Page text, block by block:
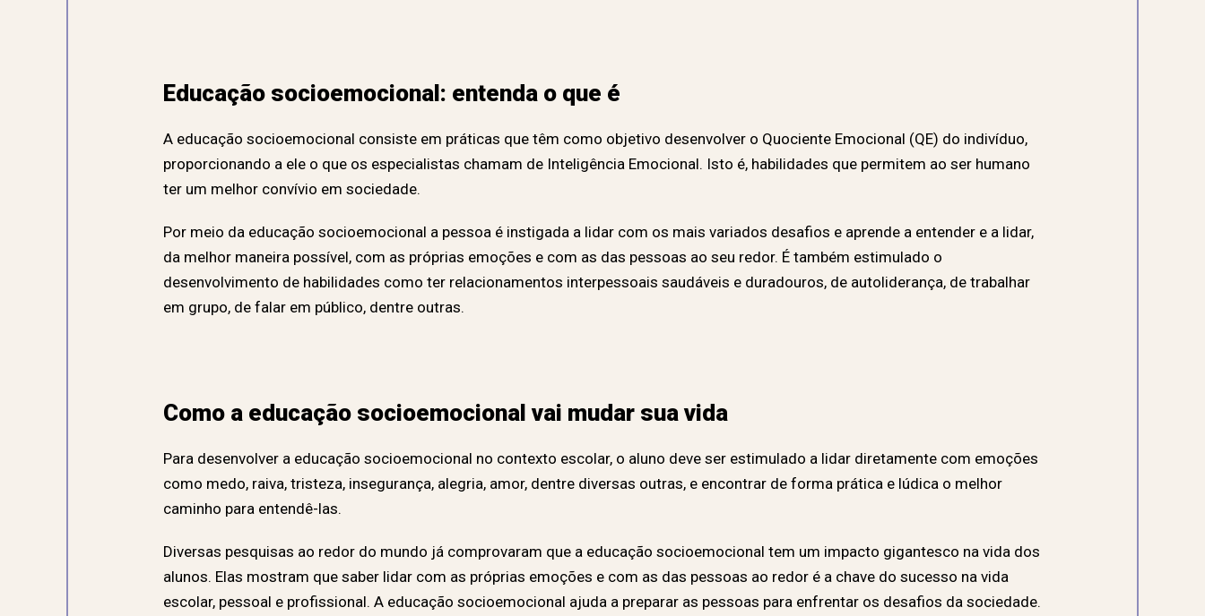
Educação socioemocional: entenda o que é
A educação socioemocional consiste em práticas que têm como objetivo desenvolver o Quociente Emocional (QE) do indivíduo,
proporcionando a ele o que os especialistas chamam de Inteligência Emocional. Isto é, habilidades que permitem ao ser humano
ter um melhor convívio em sociedade.
Por meio da educação socioemocional a pessoa é instigada a lidar com os mais variados desafios e aprende a entender e a lidar,
da melhor maneira possível, com as próprias emoções e com as das pessoas ao seu redor. É também estimulado o
desenvolvimento de habilidades como ter relacionamentos interpessoais saudáveis e duradouros, de autoliderança, de trabalhar
em grupo, de falar em público, dentre outras.
Como a educação socioemocional vai mudar sua vida
Para desenvolver a educação socioemocional no contexto escolar, o aluno deve ser estimulado a lidar diretamente com emoções
como medo, raiva, tristeza, insegurança, alegria, amor, dentre diversas outras, e encontrar de forma prática e lúdica o melhor
caminho para entendê-las.
Diversas pesquisas ao redor do mundo já comprovaram que a educação socioemocional tem um impacto gigantesco na vida dos
alunos. Elas mostram que saber lidar com as próprias emoções e com as das pessoas ao redor é a chave do sucesso na vida
escolar, pessoal e profissional. A educação socioemocional ajuda a preparar as pessoas para enfrentar os desafios da sociedade.